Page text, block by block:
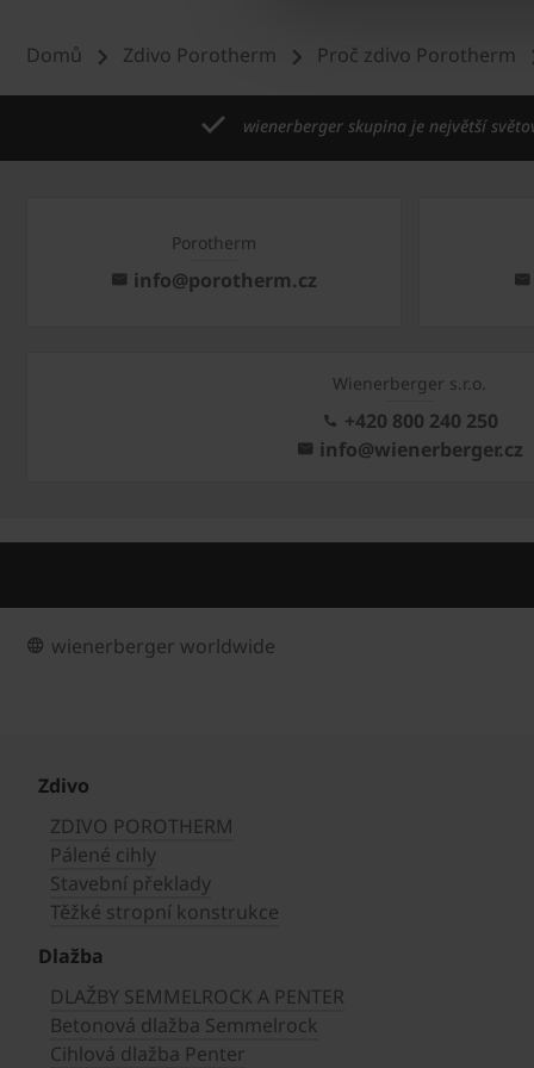
Domů Zdivo Porotherm Proč zdivo Porotherm
wienerberger skupina je největší
Porotherm
info@porotherm.cz
Wienerberger s.r.o.
+420 800 240 250
info@wienerberger.cz
wienerberger worldwide
Zdivo
ZDIVO POROTHERM
Pálené cihly
Stavební překlady
Těžké stropní konstrukce
Dlažba
DLAŽBY SEMMELROCK A PENTER
Betonová dlažba Semmelrock
Cihlová dlažba Penter